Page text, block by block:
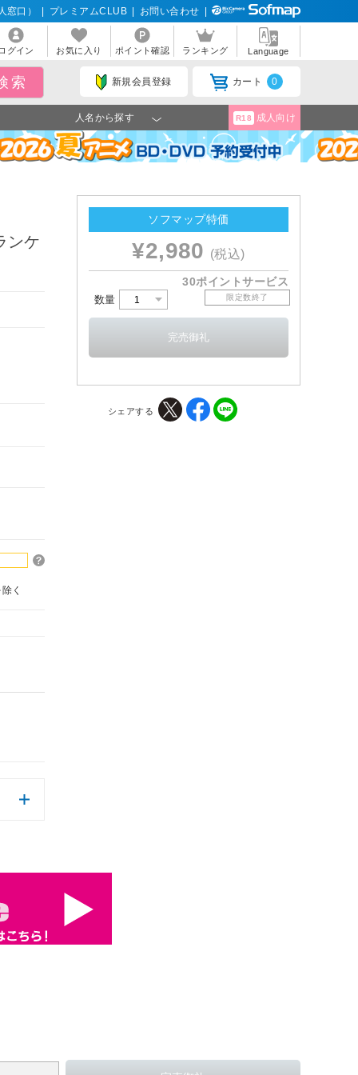
窓口） プレミアムCLUB お問い合わせ
グイン お気に入り ポイント確認 ランキング Language
新規会員登録 カート 0
人名から探す R18 成人向け
ンケ
く
ソフマップ特価
¥2,980 (税込)
30ポイントサービス
数量 限定数終了
シェアする